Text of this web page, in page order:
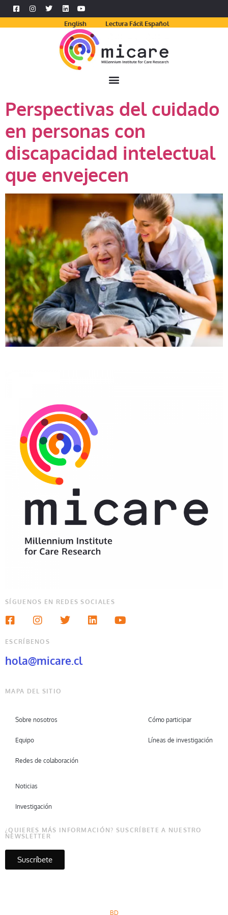
English Lectura Fácil Español
Perspectivas del cuidado
en personas con
discapacidad intelectual
que envejecen
SÍGUENOS EN REDES SOCIALES
ESCRÍBENOS
hola@micare.cl
MAPA DEL SITIO
Sobre nosotros
Equipo
Redes de colaboración
Cómo participar
Líneas de investigación
Noticias
Investigación
¿QUIERES MÁS INFORMACIÓN? SUSCRÍBETE A NUESTRO
NEWSLETTER
Suscríbete
BD